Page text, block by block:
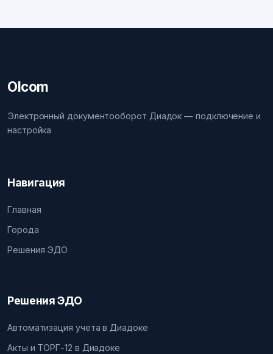
Olcom
Электронный документооборот Диадок — подключение и
настройка
Навигация
Главная
Города
Решения ЭДО
Решения ЭДО
Автоматизация учета в Диадоке
Акты и ТОРГ-12 в Диадоке